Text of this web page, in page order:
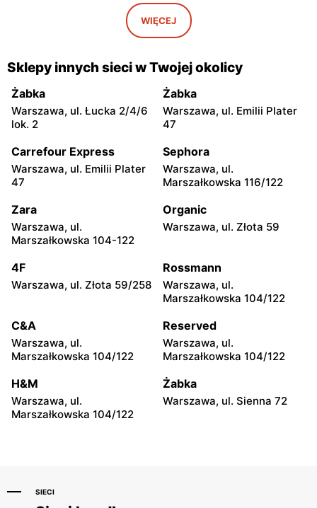
Warszawa, ul. Wrocławska
Pizza Hut
Warszawa, ul.
Ostrobramska 75C
Pizza Hut
Warszawa, ul. Lazurowa 69
Pizza Hut
Warszawa, ul. Przy Agorze
26
Pizza Hut
Rodowicza Anody 22
Pizza Hut
Rzeczypospolitej 27
Pizza Hut
AK Kampinos 15
Pizza Hut
Pizza Hut Pizza Hut
Piłsudskiego 1
Pizza Hut
17
Pizza Hut
Pizza Hut Pizza Hut
Pizza Hut
Warszawa, ul. Żegańska 2a
Pizza Hut
WIĘCEJ
Sklepy innych sieci w Twojej okolicy
Żabka
Warszawa, ul. Łucka 2/4/6
lok. 2
Żabka
Warszawa, ul. Emilii Plater
47
Carrefour Express
Warszawa, ul. Emilii Plater
47
Sephora
Warszawa, ul.
Marszałkowska 116/122
Zara
Warszawa, ul.
Marszałkowska 104-122
Organic
Warszawa, ul. Złota 59
4F
Warszawa, ul. Złota 59/258
Rossmann
Warszawa, ul.
Marszałkowska 104/122
C&A
Warszawa, ul.
Marszałkowska 104/122
Reserved
Warszawa, ul.
Marszałkowska 104/122
H&M
Warszawa, ul.
Marszałkowska 104/122
Żabka
Warszawa, ul. Sienna 72
SIECI